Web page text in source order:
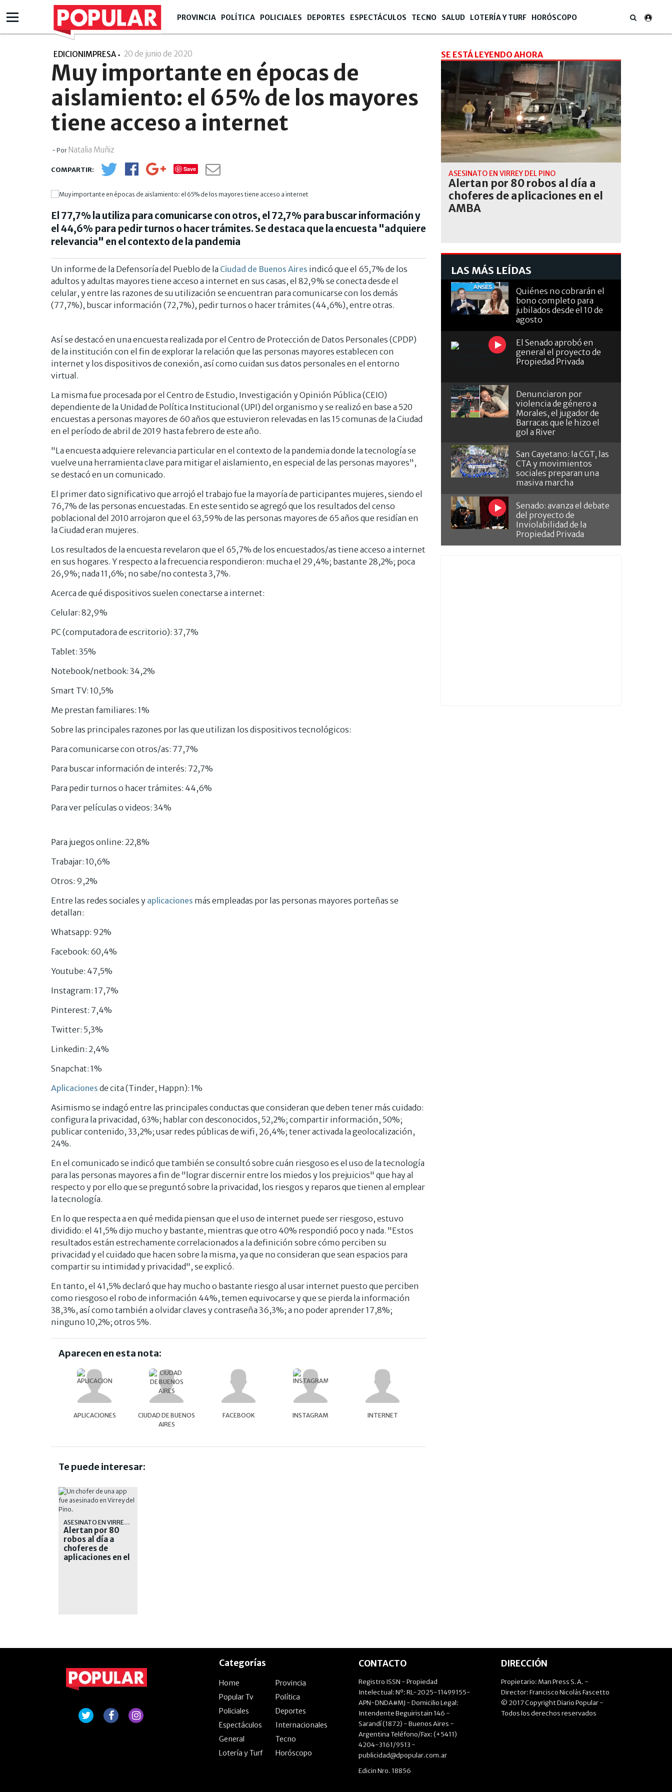
PROVINCIA POLÍTICA POLICIALES DEPORTES ESPECTÁCULOS TECNO SALUD LOTERÍA Y TURF HORÓSCOPO
EDICIONIMPRESA 20 de junio de 2020
Muy importante en épocas de
aislamiento: el 65% de los mayores
tiene acceso a internet
- Por Natalia Muñiz
Save
El 77,7% la utiliza para comunicarse con otros, el 72,7% para buscar información y
el 44,6% para pedir turnos o hacer trámites. Se destaca que la encuesta "adquiere
relevancia" en el contexto de la pandemia
Un informe de la Defensoría del Pueblo de la Ciudad de Buenos Aires indicó que el 65,7% de los
adultos y adultas mayores tiene acceso a internet en sus casas, el 82,9% se conecta desde el
celular, y entre las razones de su utilización se encuentran para comunicarse con los demás
(77,7%), buscar información (72,7%), pedir turnos o hacer trámites (44,6%), entre otras.
Así se destacó en una encuesta realizada por el Centro de Protección de Datos Personales (CPDP)
de la institución con el fin de explorar la relación que las personas mayores establecen con
internet y los dispositivos de conexión, así como cuidan sus datos personales en el entorno
virtual.
La misma fue procesada por el Centro de Estudio, Investigación y Opinión Pública (CEIO)
dependiente de la Unidad de Política Institucional (UPI) del organismo y se realizó en base a 520
encuestas a personas mayores de 60 años que estuvieron relevadas en las 15 comunas de la Ciudad
en el período de abril de 2019 hasta febrero de este año.
"La encuesta adquiere relevancia particular en el contexto de la pandemia donde la tecnología se
vuelve una herramienta clave para mitigar el aislamiento, en especial de las personas mayores",
se destacó en un comunicado.
El primer dato significativo que arrojó el trabajo fue la mayoría de participantes mujeres, siendo el
76,7% de las personas encuestadas. En este sentido se agregó que los resultados del censo
poblacional del 2010 arrojaron que el 63,59% de las personas mayores de 65 años que residían en
la Ciudad eran mujeres.
Los resultados de la encuesta revelaron que el 65,7% de los encuestados/as tiene acceso a internet
en sus hogares. Y respecto a la frecuencia respondieron: mucha el 29,4%; bastante 28,2%; poca
26,9%; nada 11,6%; no sabe/no contesta 3,7%.
Acerca de qué dispositivos suelen conectarse a internet:
Celular: 82,9%
PC (computadora de escritorio): 37,7%
Tablet: 35%
Notebook/netbook: 34,2%
Smart TV: 10,5%
Me prestan familiares: 1%
Sobre las principales razones por las que utilizan los dispositivos tecnológicos:
Para comunicarse con otros/as: 77,7%
Para buscar información de interés: 72,7%
Para pedir turnos o hacer trámites: 44,6%
Para ver películas o videos: 34%
Para juegos online: 22,8%
Trabajar: 10,6%
Otros: 9,2%
Entre las redes sociales y aplicaciones más empleadas por las personas mayores porteñas se
detallan:
Whatsapp: 92%
Facebook: 60,4%
Youtube: 47,5%
Instagram: 17,7%
Pinterest: 7,4%
Twitter: 5,3%
Linkedin: 2,4%
Snapchat: 1%
Aplicaciones de cita (Tinder, Happn): 1%
Asimismo se indagó entre las principales conductas que consideran que deben tener más cuidado:
configura la privacidad, 63%; hablar con desconocidos, 52,2%; compartir información, 50%;
publicar contenido, 33,2%; usar redes públicas de wifi, 26,4%; tener activada la geolocalización,
24%.
En el comunicado se indicó que también se consultó sobre cuán riesgoso es el uso de la tecnología
para las personas mayores a fin de "lograr discernir entre los miedos y los prejuicios" que hay al
respecto y por ello que se preguntó sobre la privacidad, los riesgos y reparos que tienen al emplear
la tecnología.
En lo que respecta a en qué medida piensan que el uso de internet puede ser riesgoso, estuvo
dividido: el 41,5% dijo mucho y bastante, mientras que otro 40% respondió poco y nada. "Estos
resultados están estrechamente correlacionados a la definición sobre cómo perciben su
privacidad y el cuidado que hacen sobre la misma, ya que no consideran que sean espacios para
compartir su intimidad y privacidad", se explicó.
En tanto, el 41,5% declaró que hay mucho o bastante riesgo al usar internet puesto que perciben
como riesgoso el robo de información 44%, temen equivocarse y que se pierda la información
38,3%, así como también a olvidar claves y contraseña 36,3%; a no poder aprender 17,8%;
ninguno 10,2%; otros 5%.
Aparecen en esta nota:
APLICACIONES
CIUDAD DE BUENOS
AIRES
FACEBOOK INSTAGRAM INTERNET
Te puede interesar:
ASESINATO EN VIRREY DEL PINO
Alertan por 80
robos al día a
choferes de
aplicaciones en el
SE ESTÁ LEYENDO AHORA
ASESINATO EN VIRREY DEL PINO
Alertan por 80 robos al día a
choferes de aplicaciones en el
AMBA
LAS MÁS LEÍDAS
Quiénes no cobrarán el
bono completo para
jubilados desde el 10 de
agosto
El Senado aprobó en
general el proyecto de
Propiedad Privada
Denunciaron por
violencia de género a
Morales, el jugador de
Barracas que le hizo el
gol a River
San Cayetano: la CGT, las
CTA y movimientos
sociales preparan una
masiva marcha
Senado: avanza el debate
del proyecto de
Inviolabilidad de la
Propiedad Privada
Categorías
Home
Provincia
Popular Tv
Política
Policiales
Deportes
Espectáculos
Internacionales
General
Tecno
Lotería y Turf
Horóscopo
CONTACTO
Registro ISSN - Propiedad
Intelectual: Nº: RL-2025-11499155-
APN-DNDA#MJ - Domicilio Legal:
Intendente Beguiristain 146 -
Sarandí (1872) - Buenos Aires -
Argentina Teléfono/Fax: (+5411)
4204-3161/9513 -
publicidad@dpopular.com.ar
Edicin Nro. 18856
DIRECCIÓN
Propietario: Man Press S.A. -
Director: Francisco Nicolás Fascetto
© 2017 Copyright Diario Popular -
Todos los derechos reservados